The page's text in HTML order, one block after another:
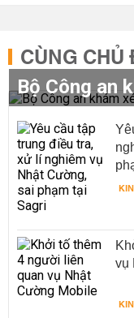
CÙNG CHỦ
vụ